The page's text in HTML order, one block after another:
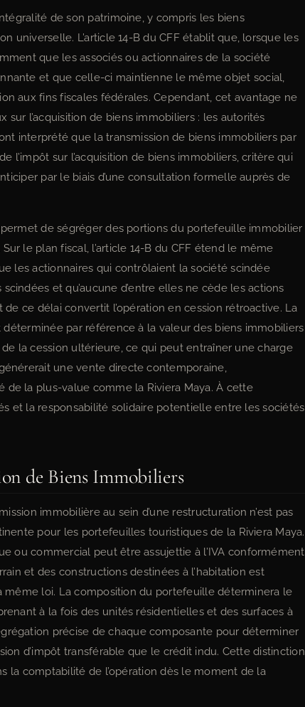
de son patrimoine, y compris les biens
universelle. L’article 14-B du CFF établit que, lorsque les
que les associés ou actionnaires de la société
et que celle-ci maintienne le même objet social,
aux fins fiscales fédérales. Cependant, cet avantage ne
l’acquisition de biens immobiliers : les autorités
interprété que la transmission de biens immobiliers par
l’impôt sur l’acquisition de biens immobiliers, critère qui
par le biais d’une consultation formelle auprès de
permet de ségréger des portions du portefeuille immobilier
le plan fiscal, l’article 14-B du CFF étend le même
les actionnaires qui contrôlaient la société scindée
et qu’aucune d’entre elles ne cède les actions
ce délai convertit l’opération en cession rétroactive. La
par référence à la valeur des biens immobiliers
la cession ultérieure, ce qui peut entraîner une charge
une vente directe contemporaine,
la plus-value comme la Riviera Maya. À cette
et la responsabilité solidaire potentielle entre les sociétés
de Biens Immobiliers
immobilière au sein d’une restructuration n’est pas
pour les portefeuilles touristiques de la Riviera Maya.
ou commercial peut être assujettie à l’IVA conformément
et des constructions destinées à l’habitation est
loi. La composition du portefeuille déterminera le
à la fois des unités résidentielles et des surfaces à
précise de chaque composante pour déterminer
d’impôt transférable que le crédit indu. Cette distinction
la comptabilité de l’opération dès le moment de la